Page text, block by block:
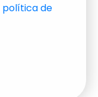
política de